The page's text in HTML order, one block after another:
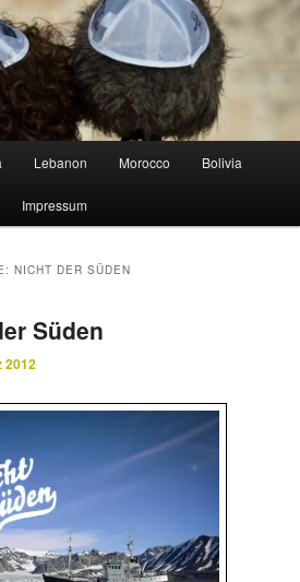
Lebanon Morocco Bolivia
Impressum
NICHT DER SÜDEN
Süden
2012